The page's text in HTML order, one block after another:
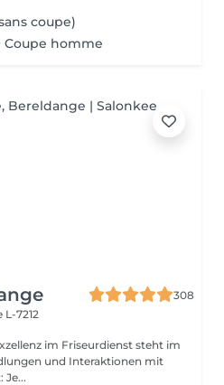
coupe)
Coupe homme
308
L-7212
und Interaktionen mit
Je...